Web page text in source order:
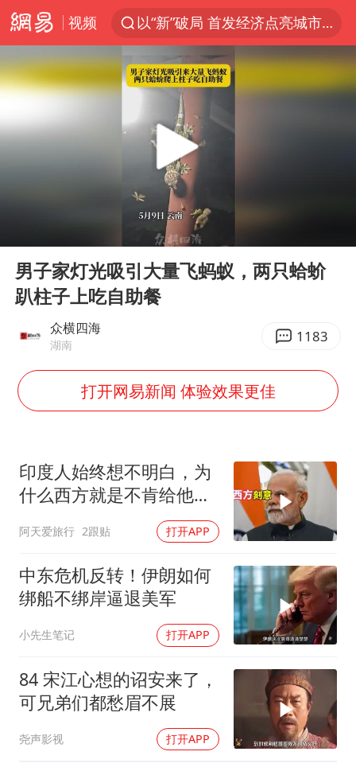
视频
以“新”破局 首发经济点亮城市消费活力
U17国足三战全胜
秋天的第一杯奶茶安排上了吗
台风白海豚登陆地点更新
看守所辅警收受10万获刑1年
国家气候中心：8月将有4轮高温过程，部分地区可达40℃～45℃
宇树科技 打新
台风白海豚进入48小时警戒线
OpenAI免费版将升级为GPT-5.6 Luna
奋进开新局 实干挑大梁
Play
男子家灯光吸引大量飞蚂蚁，两只蛤蚧
趴柱子上吃自助餐
众横四海
湖南 1183
打开网易新闻 体验效果更佳
印度人始终想不明白，为
什么西方就是不肯给他们
阿天爱旅行 2跟贴 打开APP
中东危机反转！伊朗如何
绑船不绑岸逼退美军
小先生笔记 打开APP
84 宋江心想的诏安来了，
可兄弟们都愁眉不展
尧声影视 打开APP